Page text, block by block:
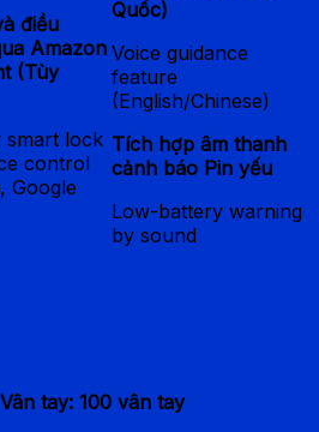
điều
Amazon
(Tùy
smart lock
control
Google
Quốc)
Voice guidance
feature
(English/Chinese)
Tích hợp âm thanh
cảnh báo Pin yếu
Low-battery warning
by sound
Vân tay: 100 vân tay